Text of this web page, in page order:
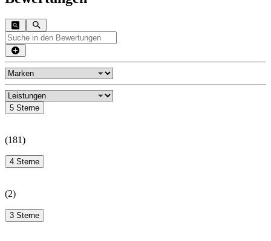
5 Sterne
(181)
4 Sterne
(2)
3 Sterne